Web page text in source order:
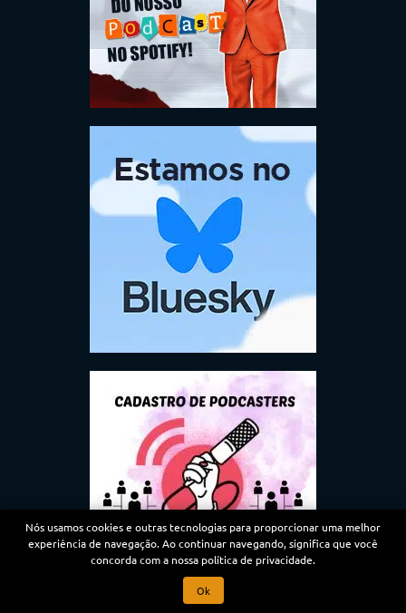
Nós usamos cookies e outras tecnologias para proporcionar uma melhor
experiência de navegação. Ao continuar navegando, significa que você
concorda com a nossa política de privacidade.
Ok